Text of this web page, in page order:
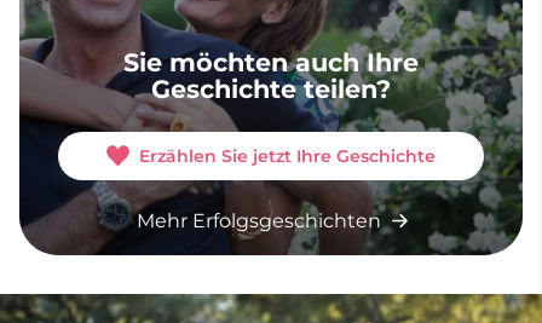
Sie möchten auch Ihre
Geschichte teilen?
Erzählen Sie jetzt Ihre Geschichte
Mehr Erfolgsgeschichten